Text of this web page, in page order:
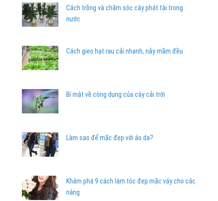
Cách trồng và chăm sóc cây phát tài trong
nước
Cách gieo hạt rau cải nhanh, nảy mầm đều
Bí mật về công dụng của cây cải trời
Làm sao để mặc đẹp với áo da?
Khám phá 9 cách làm tóc đẹp mặc váy cho các
nàng